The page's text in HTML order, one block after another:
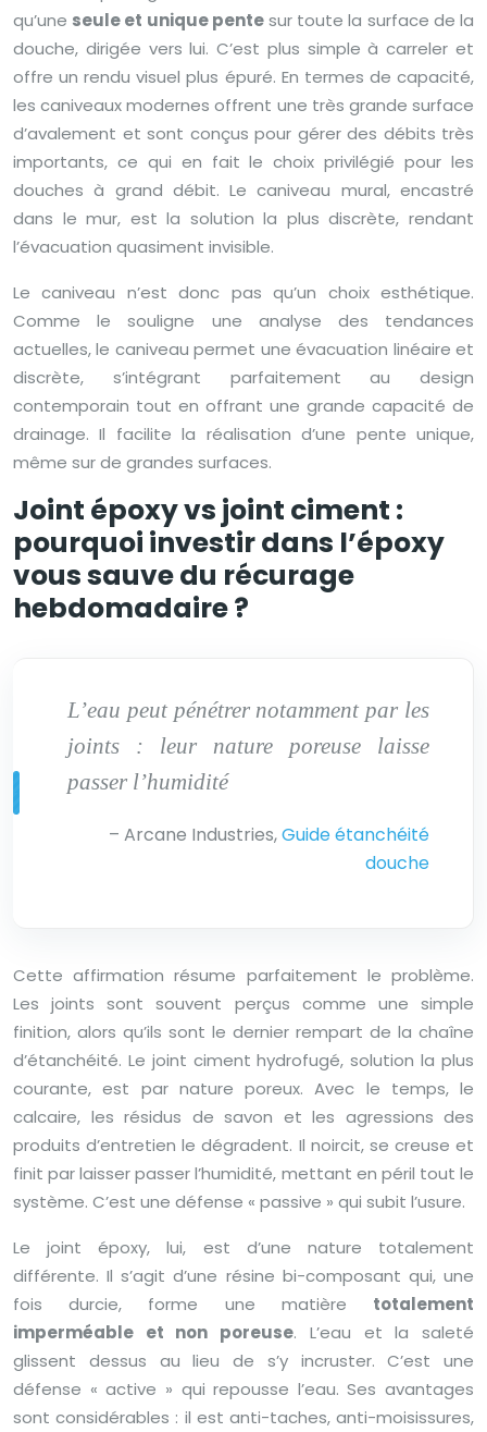
qu’une seule et unique pentesur toute la surface de la
douche, dirigée vers lui. C’est plus simple à carreler et
offre un rendu visuel plus épuré. En termes de capacité,
les caniveaux modernes offrent une très grande surface
d’avalement et sont conçus pour gérer des débits très
importants, ce qui en fait le choix privilégié pour les
douches à grand débit. Le caniveau mural, encastré
dans le mur, est la solution la plus discrète, rendant
l’évacuation quasiment invisible.
Le caniveau n’est donc pas qu’un choix esthétique.
Comme le souligne une analyse des tendances
actuelles, le caniveau permet une évacuation linéaire et
discrète, s’intégrant parfaitement au design
contemporain tout en offrant une grande capacité de
drainage. Il facilite la réalisation d’une pente unique,
même sur de grandes surfaces.
Joint époxy vs joint ciment :
pourquoi investir dans l’époxy
vous sauve du récurage
hebdomadaire ?
L’eau peut pénétrer notamment par les
joints : leur nature poreuse laisse
passer l’humidité
– Arcane Industries,Guide étanchéité
douche
Cette affirmation résume parfaitement le problème.
Les joints sont souvent perçus comme une simple
finition, alors qu’ils sont le dernier rempart de la chaîne
d’étanchéité. Le joint ciment hydrofugé, solution la plus
courante, est par nature poreux. Avec le temps, le
calcaire, les résidus de savon et les agressions des
produits d’entretien le dégradent. Il noircit, se creuse et
finit par laisser passer l’humidité, mettant en péril tout le
système. C’est une défense « passive » qui subit l’usure.
Le joint époxy, lui, est d’une nature totalement
différente. Il s’agit d’une résine bi-composant qui, une
fois durcie, forme une matière totalement
imperméable et non poreuse. L’eau et la saleté
glissent dessus au lieu de s’y incruster. C’est une
défense « active » qui repousse l’eau. Ses avantages
sont considérables : il est anti-taches, anti-moisissures,